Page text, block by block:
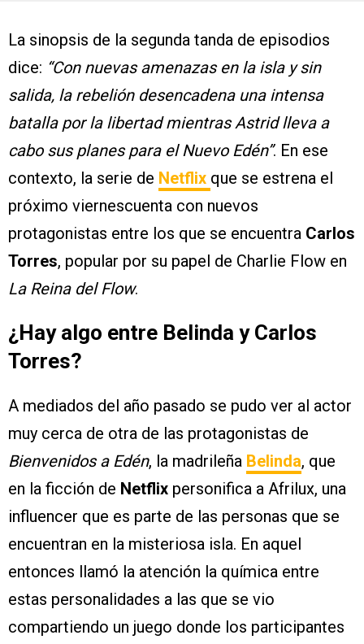
La sinopsis de la segunda tanda de episodios
dice: “Con nuevas amenazas en la isla y sin
salida, la rebelión desencadena una intensa
batalla por la libertad mientras Astrid lleva a
cabo sus planes para el Nuevo Edén”. En ese
contexto, la serie de Netflix que se estrena el
próximo viernescuenta con nuevos
protagonistas entre los que se encuentra Carlos
Torres, popular por su papel de Charlie Flow en
La Reina del Flow.
¿Hay algo entre Belinda y Carlos
Torres?
A mediados del año pasado se pudo ver al actor
muy cerca de otra de las protagonistas de
Bienvenidos a Edén, la madrileña Belinda, que
en la ficción de Netflix personifica a Afrilux, una
influencer que es parte de las personas que se
encuentran en la misteriosa isla. En aquel
entonces llamó la atención la química entre
estas personalidades a las que se vio
compartiendo un juego donde los participantes